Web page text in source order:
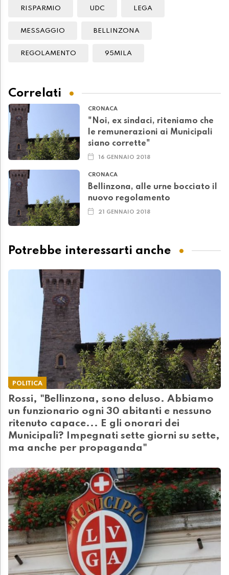
RISPARMIO UDC LEGA
MESSAGGIO BELLINZONA
REGOLAMENTO 95MILA
Correlati
CRONACA
"Noi, ex sindaci, riteniamo che
le remunerazioni ai Municipali
siano corrette"
16 GENNAIO 2018
CRONACA
Bellinzona, alle urne bocciato il
nuovo regolamento
21 GENNAIO 2018
Potrebbe interessarti anche
POLITICA
Rossi, "Bellinzona, sono deluso. Abbiamo
un funzionario ogni 30 abitanti e nessuno
ritenuto capace... E gli onorari dei
Municipali? Impegnati sette giorni su sette,
ma anche per propaganda"